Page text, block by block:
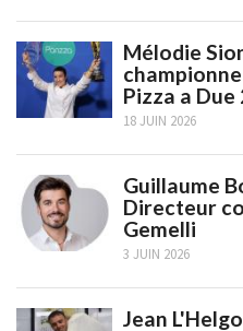
Mélodie
Pizza a Due
18 JUIN 2026
Guillaume
Directeur
Gemelli
3 JUIN 2026
Jean